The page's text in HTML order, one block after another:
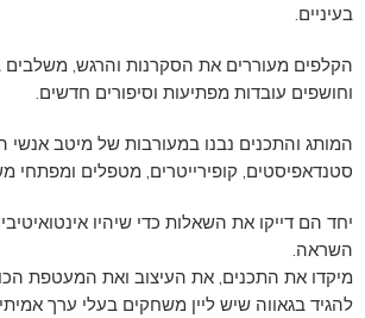
בעיניים.
הקלפים מעוררים את הסקרנות והרגש, משלבים
וחושפים עובדות מפתיעות וסיפורים חדשים.
המותג והתכנים נבנו במעורבות של מיטב אנשי
סטנדאפיסטים, קופירייטרים, מטפלים ומפתחי
יחד הם דייקו את השאלות כדי שיהיו
השראה.
מיקדו את התכנים, את העיצוב ואת המעטפת
להגיד בגאווה שיש ליין משחקים בעלי ערך